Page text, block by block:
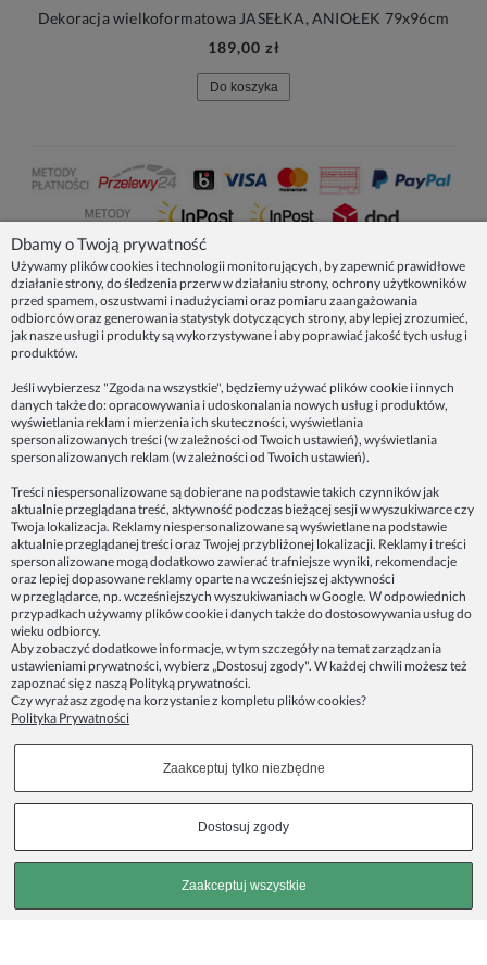
Dekoracja wielkoformatowa JASEŁKA, ANIOŁEK 79x96cm
189,00 zł
Do koszyka
NASZE PRODUKTY
INFORMACJE
ZAINSPIRUJ SIĘ!
Dane firmy:
Spoko Motyw, Małgorzata Nowak-Staszak
ul. Skowronia 3D/4, 30-650 Kraków
NIP 7343314687
telefon: 512821491
e-mail:kontakt@spoko-motyw.pl
konto do wpłat przelewem:
92 1140 2004 0000 3202 7758 0405
Punkt odbioru zamówień:
Pracownia Spoko Motyw
budynku), 30-415 Kraków
Dołącz do nas w mediach społecznościowych!
Copyrights © 2023 - SPOKO-MOTYW.PL
Dbamy o Twoją prywatność
Używamy plików cookies i technologii monitorujących, by zapewnić prawidłowe
działanie strony, do śledzenia przerw w działaniu strony, ochrony użytkowników
przed spamem, oszustwami i nadużyciami oraz pomiaru zaangażowania
odbiorców oraz generowania statystyk dotyczących strony, aby lepiej zrozumieć,
jak nasze usługi i produkty są wykorzystywane i aby poprawiać jakość tych usług i
produktów.
Jeśli wybierzesz "Zgoda na wszystkie", będziemy używać plików cookie i innych
danych także do: opracowywania i udoskonalania nowych usług i produktów,
wyświetlania reklam i mierzenia ich skuteczności, wyświetlania
spersonalizowanych treści (w zależności od Twoich ustawień), wyświetlania
spersonalizowanych reklam (w zależności od Twoich ustawień).
Treści niespersonalizowane są dobierane na podstawie takich czynników jak
aktualnie przeglądana treść, aktywność podczas bieżącej sesji w wyszukiwarce czy
Twoja lokalizacja. Reklamy niespersonalizowane są wyświetlane na podstawie
aktualnie przeglądanej treści oraz Twojej przybliżonej lokalizacji. Reklamy i treści
spersonalizowane mogą dodatkowo zawierać trafniejsze wyniki, rekomendacje
oraz lepiej dopasowane reklamy oparte na wcześniejszej aktywności
w przeglądarce, np. wcześniejszych wyszukiwaniach w Google. W odpowiednich
przypadkach używamy plików cookie i danych także do dostosowywania usług do
wieku odbiorcy.
Aby zobaczyć dodatkowe informacje, w tym szczegóły na temat zarządzania
ustawieniami prywatności, wybierz „Dostosuj zgody". W każdej chwili możesz też
zapoznać się z naszą Polityką prywatności.
Czy wyrażasz zgodę na korzystanie z kompletu plików cookies?
Polityka Prywatności
Zaakceptuj tylko niezbędne
Dostosuj zgody
Zaakceptuj wszystkie